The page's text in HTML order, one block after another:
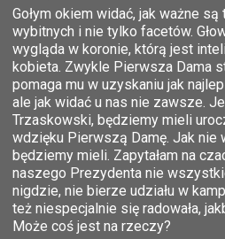
Gołym okiem widać, jak ważne
wybitnych i nie tylko facetów.
wygląda w koronie, którą jest
kobieta. Zwykle Pierwsza Dama
pomaga mu w uzyskaniu jak
ale jak widać u nas nie zawsze.
Trzaskowski, będziemy mieli
wdzięku Pierwszą Damę. Jak nie
będziemy mieli. Zapytałam na
naszego Prezydenta nie
nigdzie, nie bierze udziału w
też niespecjalnie się radowała,
Może coś jest na rzeczy?